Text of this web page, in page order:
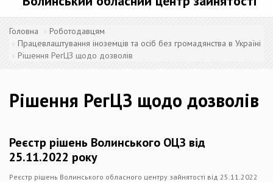
Головна
Роботодавцям
Працевлаштування іноземців та осіб без громадянства в Україні
Рішення РегЦЗ щодо дозволів
Рішення РегЦЗ щодо дозволів
Реєстр рішень Волинського ОЦЗ від
25.11.2022 року
Реєстр рішень Волинського обласного центру зайнятості від 25.11.2022